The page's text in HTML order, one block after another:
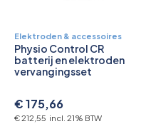
Elektroden & accessoires
Physio Control CR
batterij en elektroden
vervangingsset
€ 175,66
€ 212,55 incl. 21% BTW